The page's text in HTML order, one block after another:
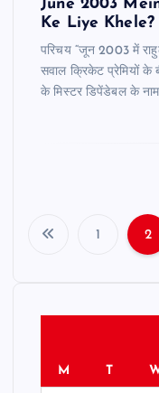
June 2003
Ke Liye Khele?
परिचय “जून 2003 में
सवाल क्रिकेट प्रेमियों के
के मिस्टर डिपेंडेबल के
1 2
M T